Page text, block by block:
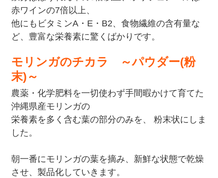
赤ワインの7倍以上、
他にもビタミンA・E・B2、食物繊維の含有量な
ど、豊富な栄養素に驚くばかりです。
モリンガのチカラ ～パウダー(粉
末)～
農薬・化学肥料を一切使わず手間暇かけて育てた
沖縄県産モリンガの
栄養素を多く含む葉の部分のみを、 粉末状にしま
した。
朝一番にモリンガの葉を摘み、新鮮な状態で乾燥
させ、製品化していきます。